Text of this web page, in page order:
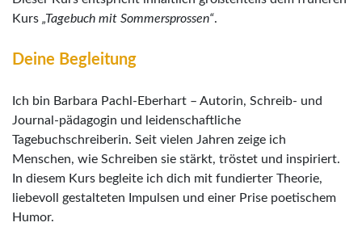
Kurs „Tagebuch mit Sommersprossen“.
Deine Begleitung
Ich bin Barbara Pachl-Eberhart – Autorin, Schreib- und
Journal-pädagogin und leidenschaftliche
Tagebuchschreiberin. Seit vielen Jahren zeige ich
Menschen, wie Schreiben sie stärkt, tröstet und inspiriert.
In diesem Kurs begleite ich dich mit fundierter Theorie,
liebevoll gestalteten Impulsen und einer Prise poetischem
Humor.